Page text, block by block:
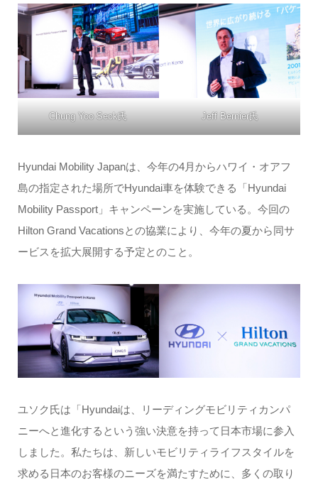
Chung Yoo Seok氏 Jeff Bernier氏
Hyundai Mobility Japanは、今年の4月からハワイ・オアフ
島の指定された場所でHyundai車を体験できる「Hyundai
Mobility Passport」キャンペーンを実施している。今回の
Hilton Grand Vacationsとの協業により、今年の夏から同サ
ービスを拡大展開する予定とのこと。
ユソク氏は「Hyundaiは、リーディングモビリティカンパ
ニーへと進化するという強い決意を持って日本市場に参入
しました。私たちは、新しいモビリティライフスタイルを
求める日本のお客様のニーズを満たすために、多くの取り